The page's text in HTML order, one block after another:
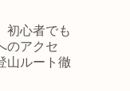
初心者でも
のアクセ
山ルート徹